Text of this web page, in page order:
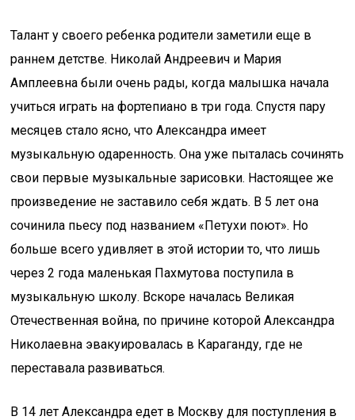
Талант у своего ребенка родители заметили еще в
раннем детстве. Николай Андреевич и Мария
Амплеевна были очень рады, когда малышка начала
учиться играть на фортепиано в три года. Спустя пару
месяцев стало ясно, что Александра имеет
музыкальную одаренность. Она уже пыталась сочинять
свои первые музыкальные зарисовки. Настоящее же
произведение не заставило себя ждать. В 5 лет она
сочинила пьесу под названием «Петухи поют». Но
больше всего удивляет в этой истории то, что лишь
через 2 года маленькая Пахмутова поступила в
музыкальную школу. Вскоре началась Великая
Отечественная война, по причине которой Александра
Николаевна эвакуировалась в Караганду, где не
переставала развиваться.
В 14 лет Александра едет в Москву для поступления в